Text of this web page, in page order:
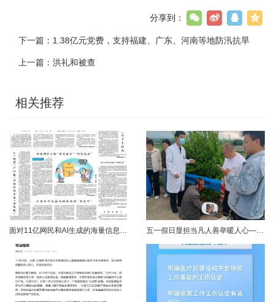
分享到：
下一篇： 1.38亿元党费，支持福建、广东、河南等地防汛抗旱
上一篇： 洪礼和被查
相关推荐
面对11亿网民和AI生成的海量信息，如何更有效地打击色情、赌博、侵权、谣言等不良信息，确保网民的安全感和获得感持续“在线”？对这一网络治理之问，网信部门给出了清晰答案：用好网络举报这一关键抓手，推动“被动受理”转向“主动共治”，让群众监督的“微光”汇聚成净化网络生态的“洪流”。网络空间点多、线长、面广，平台规则再严密，监管部门再“给力”，也会有偶尔覆盖不到的角落。然而，在人民群众的敏锐感知面前，不...... 五一假日显担当凡人善举暖人心——渑池两名公职人员路遇车祸紧急施救2026年5月2日，五一假期期间，渑池县林业局职工范文杰、城管局职工关磊途经洛宁县景阳镇孙洞村时，偶遇一起交通事故。现场汽车与电动车相撞，骑行车主倒地受伤、头部流血，情况十分危急。危急时刻，二人毫不犹豫靠边停车，迅速上前查看伤情、安抚伤者，现场设置警戒防范二次事故，同步拨打120、110并联系伤者家属，全程坚守陪护、有序处置。直至家属......